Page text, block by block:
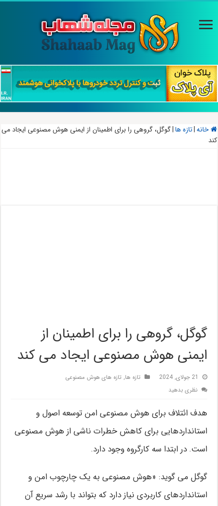
خانه|تازه ها|گوگل، گروهی را برای اطمینان از ایمنی هوش مصنوعی ایجاد می
کند
گوگل، گروهی را برای اطمینان از
ایمنی هوش مصنوعی ایجاد می کند
21 جولای, 2024 تازه ها, تازه های هوش مصنوعی
نظری بدهید
هدف ائتلاف برای هوش مصنوعی امن توسعه اصول و
استانداردهایی برای کاهش خطرات ناشی از هوش مصنوعی
است. در ابتدا سه کارگروه وجود دارد.
گوگل می گوید: «هوش مصنوعی به یک چارچوب امن و
استانداردهای کاربردی نیاز دارد که بتواند با رشد سریع آن